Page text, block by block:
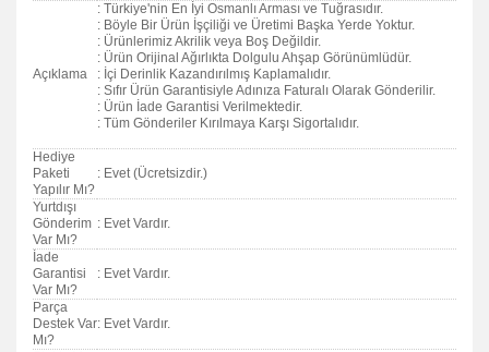
Açıklama
: Türkiye'nin En İyi Osmanlı Arması ve Tuğrasıdır.
: Böyle Bir Ürün İşçiliği ve Üretimi Başka Yerde Yoktur.
: Ürünlerimiz Akrilik veya Boş Değildir.
: Ürün Orijinal Ağırlıkta Dolgulu Ahşap Görünümlüdür.
: İçi Derinlik Kazandırılmış Kaplamalıdır.
: Sıfır Ürün Garantisiyle Adınıza Faturalı Olarak Gönderilir.
: Ürün İade Garantisi Verilmektedir.
: Tüm Gönderiler Kırılmaya Karşı Sigortalıdır.
Hediye
Paketi
Yapılır Mı?
: Evet (Ücretsizdir.)
Yurtdışı
Gönderim
Var Mı?
: Evet Vardır.
İade
Garantisi
Var Mı?
: Evet Vardır.
Parça
Destek Var
Mı?
: Evet Vardır.